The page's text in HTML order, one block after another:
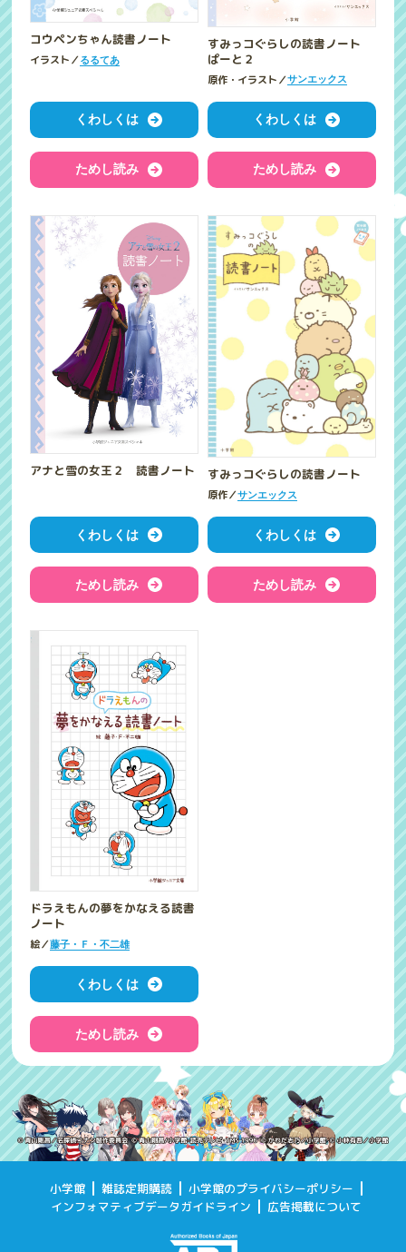
コウペンちゃん読書ノート
イラスト／るるてあ
くわしくは
ためし読み
すみっコぐらしの読書ノート
ぱーと２
原作・イラスト／サンエックス
くわしくは
ためし読み
アナと雪の女王２ 読書ノート
くわしくは
ためし読み
すみっコぐらしの読書ノート
原作／サンエックス
くわしくは
ためし読み
ドラえもんの夢をかなえる読書
ノート
絵／藤子・Ｆ・不二雄
くわしくは
ためし読み
小学館 雑誌定期購読
小学館のプライバシーポリシー
インフォマティブデータガイドライン
広告掲載について